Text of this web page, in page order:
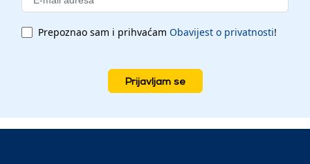
Prepoznao sam i prihvaćam Obavijest o privatnosti!
Prijavljam se